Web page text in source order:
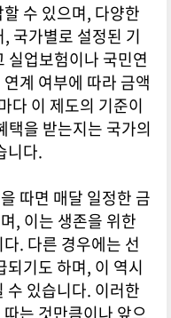
수 있으며, 다양한
국가별로 설정된 기
실업보험이나 국민연
계 여부에 따라 금액
다 이 제도의 기준이
택을 받는지는 국가의
니다.
따면 매달 일정한 금
, 이는 생존을 위한
. 다른 경우에는 선
되기도 하며, 이 역시
수 있습니다. 이러한